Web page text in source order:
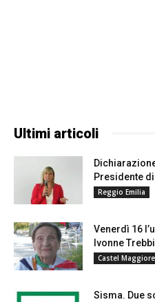
Ultimi articoli
Presidente
Reggio Emilia
Venerdì 16
Ivonne Trebbi
Castel Maggiore
Sisma. Due